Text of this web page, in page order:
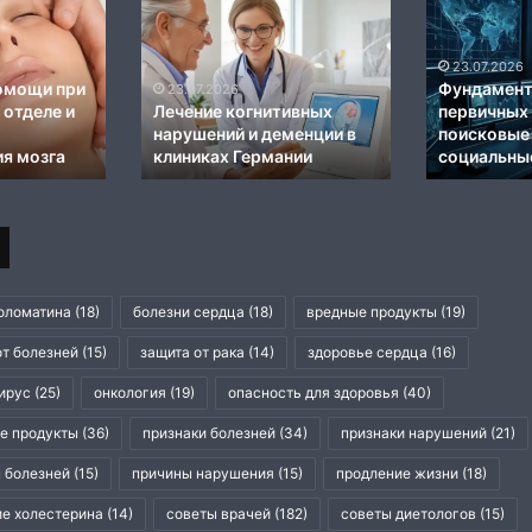
что
до, во
Механизмы
формирования
и
методы
лечения
патологической
зависимости
от
24.07.2026
Механизмы
формирования и методы
лечения патологической
зависимости от азартных
игр
превентивной
диагностики
в
немецких
клиниках
24.07.2026
в
(18) болезни сердца (18) вредные продукты (19)
болезней (15) защита от рака (14) здоровье сердца (16)
(25) онкология (19) опасность для здоровья (40)
продукты (36) признаки болезней (34) признаки нарушений (21)
(15) причины нарушения (15) продление жизни (18)
холестерина (14) советы врачей (182) советы диетологов (15)